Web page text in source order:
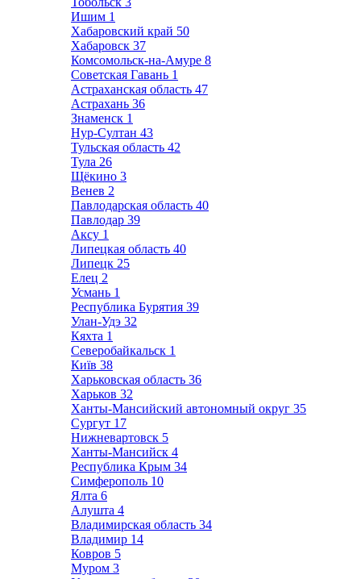
Ишим 1
Хабаровский край 50
Хабаровск 37
Комсомольск-на-Амуре 8
Советская Гавань 1
Астраханская область 47
Астрахань 36
Знаменск 1
Нур-Султан 43
Тульская область 42
Тула 26
Щёкино 3
Венев 2
Павлодарская область 40
Павлодар 39
Аксу 1
Липецкая область 40
Липецк 25
Елец 2
Усмань 1
Республика Бурятия 39
Улан-Удэ 32
Кяхта 1
Северобайкальск 1
Київ 38
Харьковская область 36
Харьков 32
Ханты-Мансийский автономный округ 35
Сургут 17
Нижневартовск 5
Ханты-Мансийск 4
Республика Крым 34
Симферополь 10
Ялта 6
Алушта 4
Владимирская область 34
Владимир 14
Ковров 5
Муром 3